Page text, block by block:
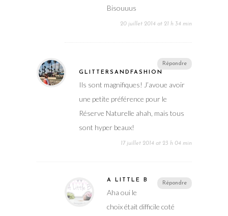
Bisouuus
20 juillet 2014 at 21 h 34 min
Répondre
GLITTERSANDFASHION
Ils sont magnifiques! J’avoue avoir
une petite préférence pour le
Réserve Naturelle ahah, mais tous
sont hyper beaux!
17 juillet 2014 at 23 h 04 min
Répondre
A LITTLE B
Aha oui le
choix était difficile coté